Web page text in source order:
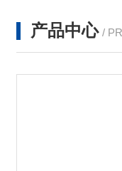
产品中心 /